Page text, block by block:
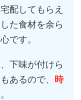
配してもらえ
た食材を余ら
です。
下味が付けら
あるので、
時